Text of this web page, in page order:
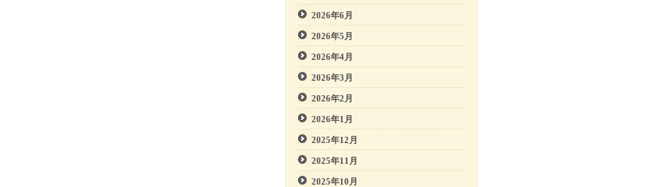
2026年6月
2026年5月
2026年4月
2026年3月
2026年2月
2026年1月
2025年12月
2025年11月
2025年10月